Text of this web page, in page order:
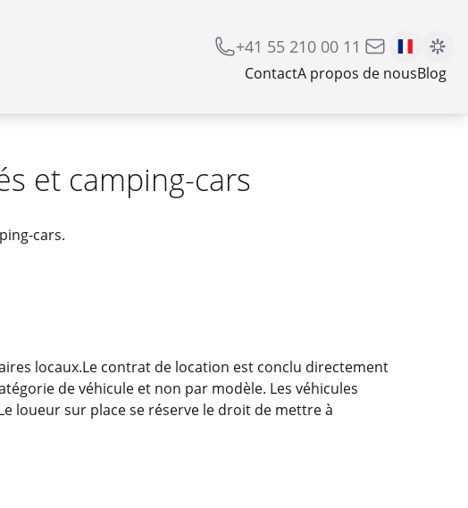
+41 55 210 00 11
ContactA propos de nousBlog
et camping-cars
cars.
locaux.Le contrat de location est conclu directement
de véhicule et non par modèle. Les véhicules
loueur sur place se réserve le droit de mettre à